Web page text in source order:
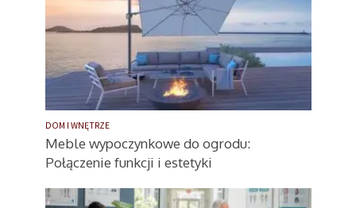
DOM I WNĘTRZE
Meble wypoczynkowe do ogrodu:
Połączenie funkcji i estetyki